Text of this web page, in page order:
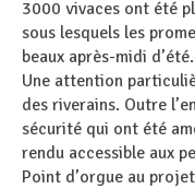
3000 vivaces ont été
sous lesquels les
beaux après-midi d’été.
Une attention
des riverains. Outre
sécurité qui ont été
rendu accessible aux
Point d’orgue au